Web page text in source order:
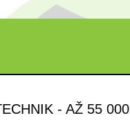
- AŽ 55 000